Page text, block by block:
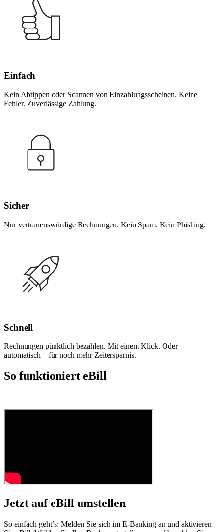
Einfach
Kein Abtippen oder Scannen von Einzahlungsscheinen. Keine
Fehler. Zuverlässige Zahlung.
Sicher
Nur vertrauenswürdige Rechnungen. Kein Spam. Kein Phishing.
Schnell
Rechnungen pünktlich bezahlen. Mit einem Klick. Oder
automatisch – für noch mehr Zeitersparnis.
So funktioniert eBill
Jetzt auf eBill umstellen
So einfach geht’s: Melden Sie sich im E-Banking an und aktivieren